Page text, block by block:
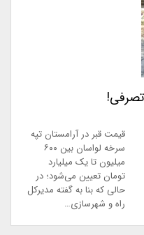
قیمت قبر در آرامستان تپه
سرخه لواسان بین ۶۰۰
میلیون تا یک میلیارد
تومان تعیین می‌شود؛ در
حالی که بنا به گفته مدیرکل
راه و شهرسازی…